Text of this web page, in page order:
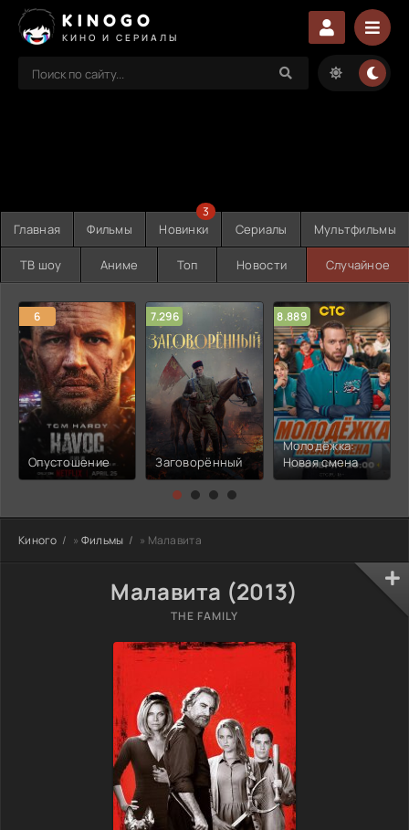
KINOGO
КИНО И СЕРИАЛЫ
Главная Фильмы Новинки
3
Сериалы Мультфильмы
ТВ шоу Аниме Топ Новости Случайное
6
Опустошение
7.296
Заговорённый
8.889
Молодёжка:
Новая смена
Киного » Фильмы » Малавита
Малавита (2013)
THE FAMILY